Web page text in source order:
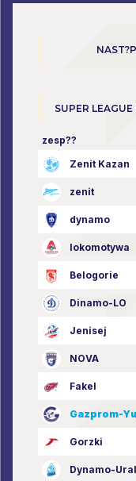
SUPER
zesp??
Zenit Kazan
zenit
dynamo
lokomotywa
Belogorie
Dinamo-LO
Jenisej
NOVA
Fakel
Gazprom-
Gorzki
Dynamo-Ural